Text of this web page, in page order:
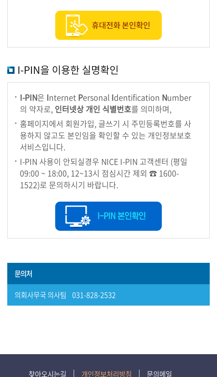
단
체
회
의
록
(의
안
정
보)
록
참
여
마
당
개
I-PIN을 이용한 실명확인
I-PIN은 Internet Personal Identification Number
의 약자로, 인터넷상 개인 식별번호를 의미하며,
홈페이지에서 회원가입, 글쓰기 시 주민등록번호를 사
용하지 않고도 본인임을 확인할 수 있는 개인정보보호
서비스입니다.
I-PIN 사용이 안되실경우 NICE I-PIN 고객센터 (평일
09:00 ~ 18:00, 12~13시 점심시간 제외 ☎ 1600-
1522)로 문의하시기 바랍니다.
문의처
의회사무국 의사팀 031-828-2532
찾아오시는길 개인정보처리방침 문의메일